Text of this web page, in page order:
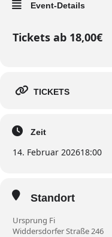
Event-Details
Tickets ab 18,00€
TICKETS
Zeit
14. Februar 202618:00
Standort
Ursprung Fi
Widdersdorfer Straße 246